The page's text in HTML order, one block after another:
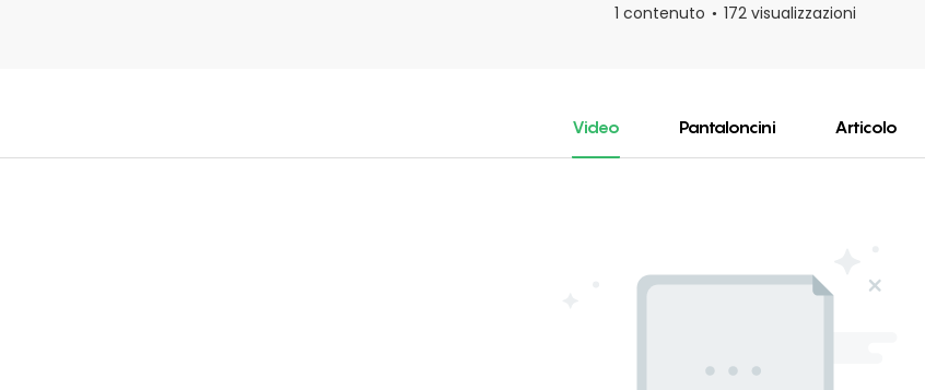
1 contenuto 172 visualizzazioni
Video Pantaloncini Articolo